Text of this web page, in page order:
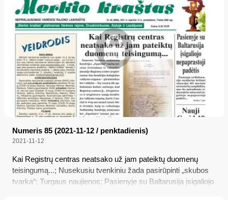
Numeris 85 (2021-11-12 / penktadienis)
2021-11-12
Kai Registrų centras neatsako už jam pateiktų duomenų
teisingumą...; Nusekusiu tvenkiniu žada pasirūpinti „skubos
tvarka“; Turgaus naujienos; Pasienyje su Baltarusija įsigaliojo